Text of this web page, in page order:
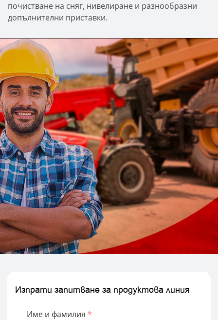
почистване на сняг, нивелиране и разнообразни
допълнителни приставки.
Изпрати запитване за продуктова линия
Име и фамилия